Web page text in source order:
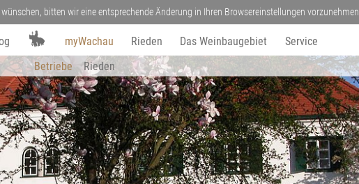
bitten wir eine entsprechende Änderung in Ihren Browsereinstellungen vorzunehmen.
myWachau
Betriebe
Rieden
Rieden Das Weinbaugebiet Service